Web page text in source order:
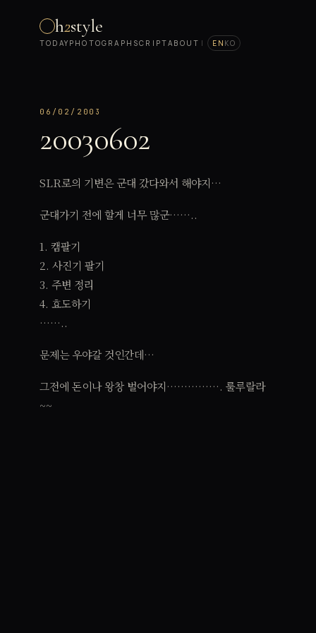
h2style
TODAY PHOTOGRAPH SCRIPTABOUT | EN KO
06/02/2003
20030602
SLR로의 기변은 군대 갔다와서 해야지…
군대가기 전에 할게 너무 많군……..
1. 캠팔기
2. 사진기 팔기
3. 주변 정리
4. 효도하기
……..
문제는 우야갈 것인간데…
그전에 돈이나 왕창 벌어야지……………. 룰루랄라
~~